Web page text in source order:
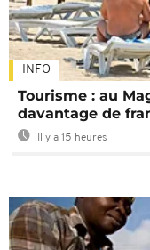
INFO
Tourisme : au
davantage de
Il y a 15 heures